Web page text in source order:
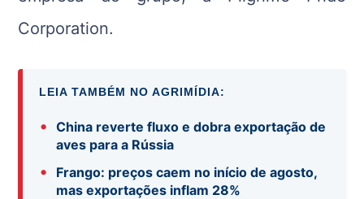
Corporation.
LEIA TAMBÉM NO AGRIMÍDIA:
•
China reverte fluxo e dobra exportação de
aves para a Rússia
•
Frango: preços caem no início de agosto,
mas exportações inflam 28%